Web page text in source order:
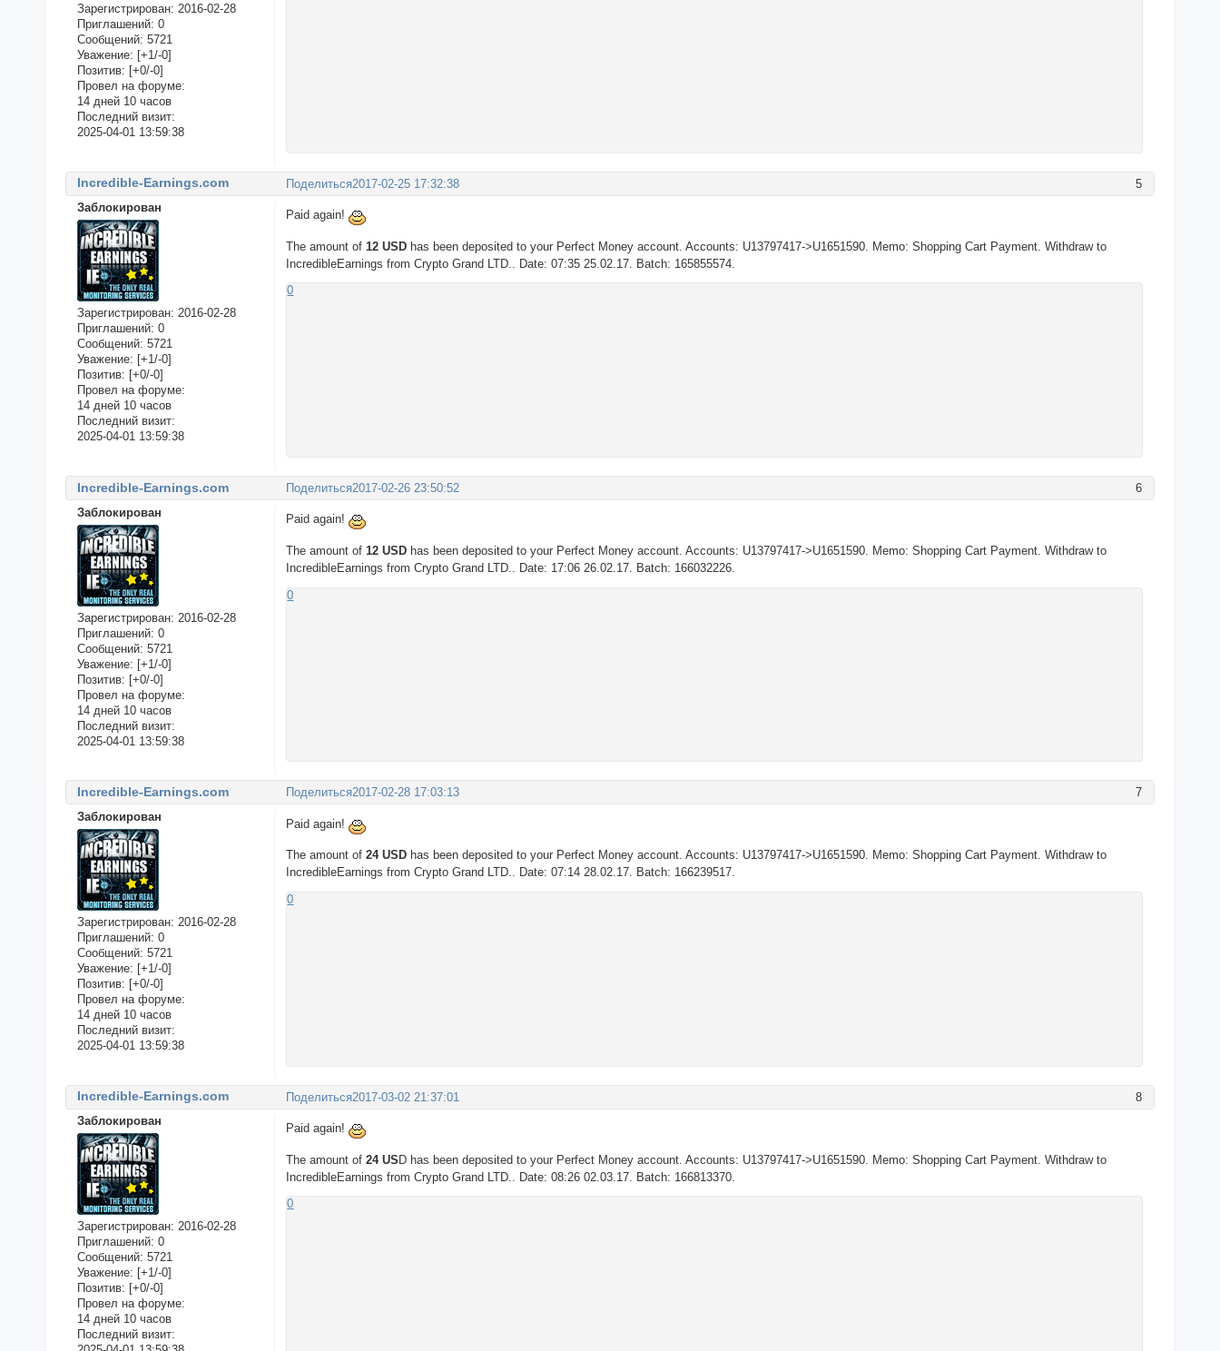
Зарегистрирован: 2016-02-28
Приглашений: 0
Сообщений: 5721
Уважение: [+1/-0]
Позитив: [+0/-0]
Провел на форуме:
14 дней 10 часов
Последний визит:
2025-04-01 13:59:38
Поделиться 5
2017-02-25 17:32:38
Incredible-Earnings.com
Заблокирован
Зарегистрирован: 2016-02-28
Приглашений: 0
Сообщений: 5721
Уважение: [+1/-0]
Позитив: [+0/-0]
Провел на форуме:
14 дней 10 часов
Последний визит:
2025-04-01 13:59:38
Paid again!
The amount of 12 USD has been deposited to your Perfect Money account. Accounts: U13797417->U1651590. Memo: Shopping Cart Payment. Withdraw to
IncredibleEarnings from Crypto Grand LTD.. Date: 07:35 25.02.17. Batch: 165855574.
0
Поделиться 6
2017-02-26 23:50:52
Incredible-Earnings.com
Заблокирован
Зарегистрирован: 2016-02-28
Приглашений: 0
Сообщений: 5721
Уважение: [+1/-0]
Позитив: [+0/-0]
Провел на форуме:
14 дней 10 часов
Последний визит:
2025-04-01 13:59:38
Paid again!
The amount of 12 USD has been deposited to your Perfect Money account. Accounts: U13797417->U1651590. Memo: Shopping Cart Payment. Withdraw to
IncredibleEarnings from Crypto Grand LTD.. Date: 17:06 26.02.17. Batch: 166032226.
0
Поделиться 7
2017-02-28 17:03:13
Incredible-Earnings.com
Заблокирован
Зарегистрирован: 2016-02-28
Приглашений: 0
Сообщений: 5721
Уважение: [+1/-0]
Позитив: [+0/-0]
Провел на форуме:
14 дней 10 часов
Последний визит:
2025-04-01 13:59:38
Paid again!
The amount of24 USD has been deposited to your Perfect Money account. Accounts: U13797417->U1651590. Memo: Shopping Cart Payment. Withdraw to
IncredibleEarnings from Crypto Grand LTD.. Date: 07:14 28.02.17. Batch: 166239517.
0
Поделиться 8
2017-03-02 21:37:01
Incredible-Earnings.com
Заблокирован
Зарегистрирован: 2016-02-28
Приглашений: 0
Сообщений: 5721
Уважение: [+1/-0]
Позитив: [+0/-0]
Провел на форуме:
14 дней 10 часов
Последний визит:
Paid again!
The amount of24 USD has been deposited to your Perfect Money account. Accounts: U13797417->U1651590. Memo: Shopping Cart Payment. Withdraw to
IncredibleEarnings from Crypto Grand LTD.. Date: 08:26 02.03.17. Batch: 166813370.
0